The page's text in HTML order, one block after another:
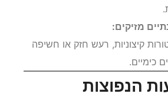
מזיקים:
קיצוניות, רעש חזק או חשיפה
כימיים.
הנפוצות